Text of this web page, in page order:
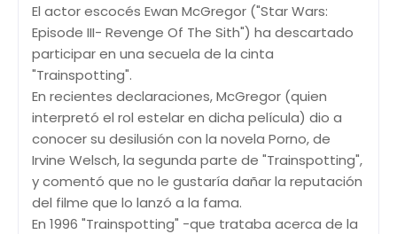
El actor escocés Ewan McGregor ("Star Wars:
Episode III- Revenge Of The Sith") ha descartado
participar en una secuela de la cinta
"Trainspotting".
En recientes declaraciones, McGregor (quien
interpretó el rol estelar en dicha película) dio a
conocer su desilusión con la novela Porno, de
Irvine Welsch, la segunda parte de "Trainspotting",
y comentó que no le gustaría dañar la reputación
del filme que lo lanzó a la fama.
En 1996 "Trainspotting" -que trataba acerca de la